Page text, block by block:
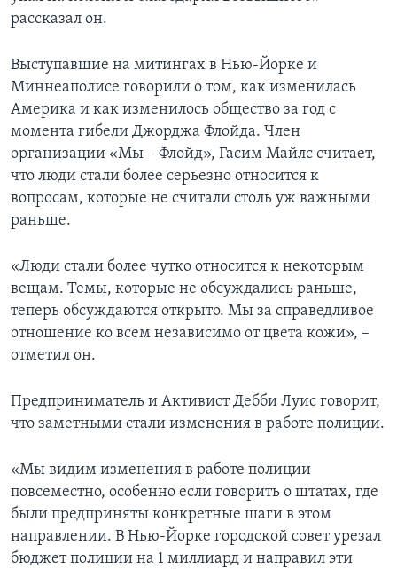
рассказал он.
Выступавшие на митингах в Нью-Йорке и
Миннеаполисе говорили о том, как изменилась
Америка и как изменилось общество за год с
момента гибели Джорджа Флойда. Член
организации «Мы – Флойд», Гасим Майлс считает,
что люди стали более серьезно относится к
вопросам, которые не считали столь уж важными
раньше.
«Люди стали более чутко относится к некоторым
вещам. Темы, которые не обсуждались раньше,
теперь обсуждаются открыто. Мы за справедливое
отношение ко всем независимо от цвета кожи», –
отметил он.
Предприниматель и Активист Дебби Луис говорит,
что заметными стали изменения в работе полиции.
«Мы видим изменения в работе полиции
повсеместно, особенно если говорить о штатах, где
были предприняты конкретные шаги в этом
направлении. В Нью-Йорке городской совет урезал
бюджет полиции на 1 миллиард и направил эти